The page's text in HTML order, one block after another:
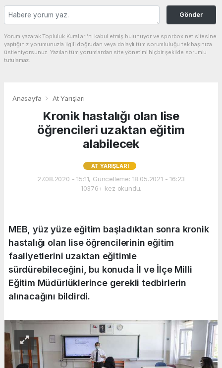
Gönder
Yorum yazarak Topluluk Kuralları’nı kabul etmiş bulunuyor ve sporbox.net sitesine
yaptığınız yorumunuzla ilgili doğrudan veya dolaylı tüm sorumluluğu tek başınıza
üstleniyorsunuz. Yazılan tüm yorumlardan site yönetimi hiçbir şekilde sorumlu
tutulamaz.
Anasayfa At Yarışları
Kronik hastalığı olan lise
öğrencileri uzaktan eğitim
alabilecek
AT YARIŞLARI
27.08.2020 - 15:11, Güncelleme: 18.05.2021 - 16:23
10376+ kez okundu.
MEB, yüz yüze eğitim başladıktan sonra kronik
hastalığı olan lise öğrencilerinin eğitim
faaliyetlerini uzaktan eğitimle
sürdürebileceğini, bu konuda İl ve İlçe Milli
Eğitim Müdürlüklerince gerekli tedbirlerin
alınacağını bildirdi.